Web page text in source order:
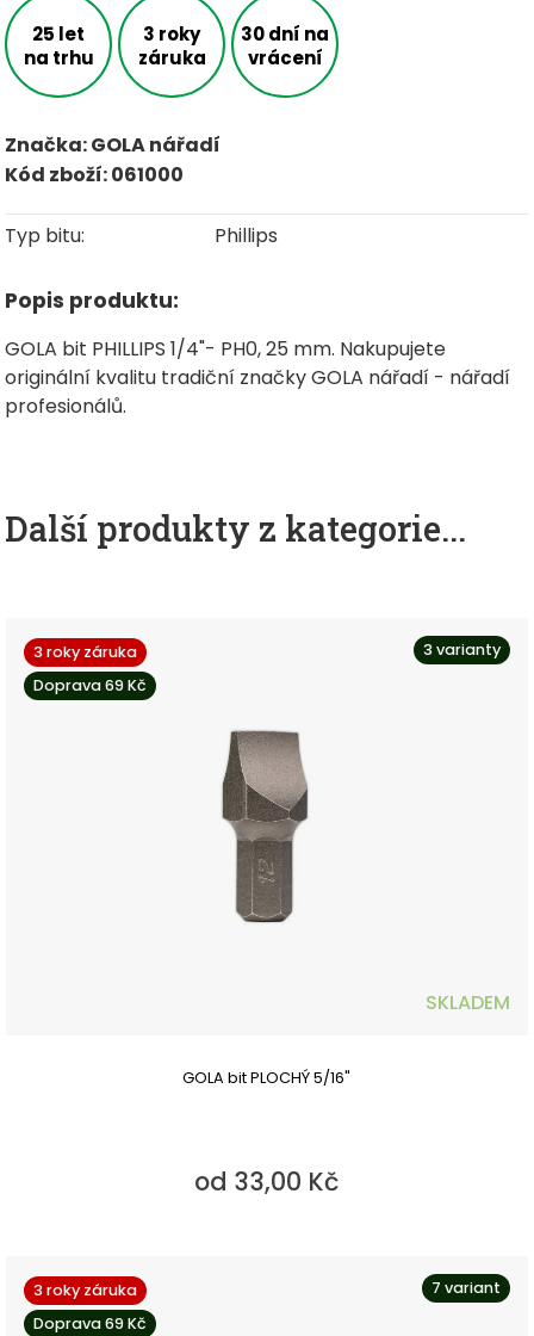
25 let
na trhu
3 roky
záruka
30 dní na
vrácení
Značka: GOLA nářadí
Kód zboží: 061000
Typ bitu: Phillips
Popis produktu:
GOLA bit PHILLIPS 1/4"- PH0, 25 mm. Nakupujete
originální kvalitu tradiční značky GOLA nářadí - nářadí
profesionálů.
Další produkty z kategorie...
3 varianty
3 roky záruka
Doprava 69 Kč
SKLADEM
GOLA bit PLOCHÝ 5/16"
od 33,00 Kč
7 variant
3 roky záruka
Doprava 69 Kč